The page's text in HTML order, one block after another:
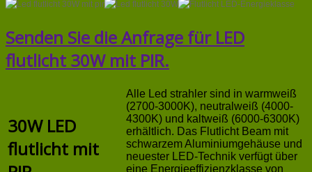
Senden Sie die Anfrage für LED
flutlicht 30W mit PIR.
30W LED
flutlicht mit
Alle Led strahler sind in warmweiß
(2700-3000K), neutralweiß (4000-
4300K) und kaltweiß (6000-6300K)
erhältlich. Das Flutlicht Beam mit
schwarzem Aluminiumgehäuse und
neuester LED-Technik verfügt über
eine Energieeffizienzklasse von